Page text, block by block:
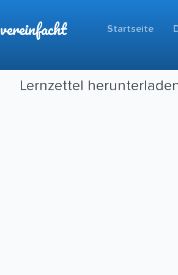
vereinfacht Startseite
Lernzettel